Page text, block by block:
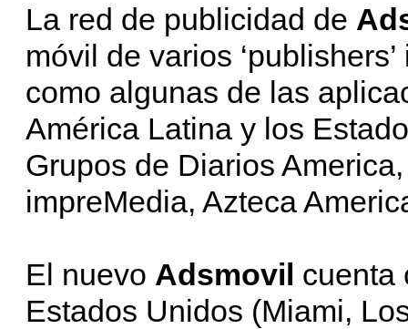
La red de publicidad de
móvil de varios
como algunas de las
América Latina y los
Grupos de Diarios
impreMedia, Azteca
El nuevo Adsmovil cuenta
Estados Unidos (Miami,